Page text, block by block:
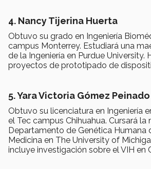
4. Nancy Tijerina Huerta
Obtuvo su grado en Ingeniería
campus Monterrey. Estudiará una
de la Ingeniería en Purdue University.
proyectos de prototipado de
5. Yara Victoria Gómez Peinado
Obtuvo su licenciatura en Ingeniería
el Tec campus Chihuahua. Cursará la
Departamento de Genética Humana
Medicina en The University of
incluye investigación sobre el VIH en